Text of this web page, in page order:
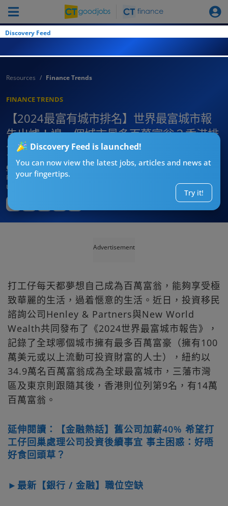
Discovery Feed
Discovery Feed is launched!
You can now view the latest jobs, articles and news at
your fingertips.
Try it!
Resources Finance Trends
FINANCE TRENDS
【2024最富有城市排名】世界最富城市報
告出爐！邊一個城市最多百萬富翁？香港排
第O？第1名係OO？
CTgoodjobs’ Editor
Published:2024-05-09
Updated:
Advertisement
打工仔每天都夢想自己成為百萬富翁，能夠享受極
致華麗的生活，過着愜意的生活。近日，投資移民
諮詢公司Henley & Partners與New World
Wealth共同發布了《2024世界最富城市報告》，
記錄了全球哪個城市擁有最多百萬富豪（擁有100
萬美元或以上流動可投資財富的人士），紐約以
34.9萬名百萬富翁成為全球最富城市，三藩市灣
區及東京則跟隨其後，香港則位列第9名，有14萬
百萬富翁。
延伸閱讀：【金融熱話】舊公司加薪40% 希望打
工仔回巢處理公司投資後續事宜 事主困惑：好唔
好食回頭草？
►最新【銀行 / 金融】職位空缺